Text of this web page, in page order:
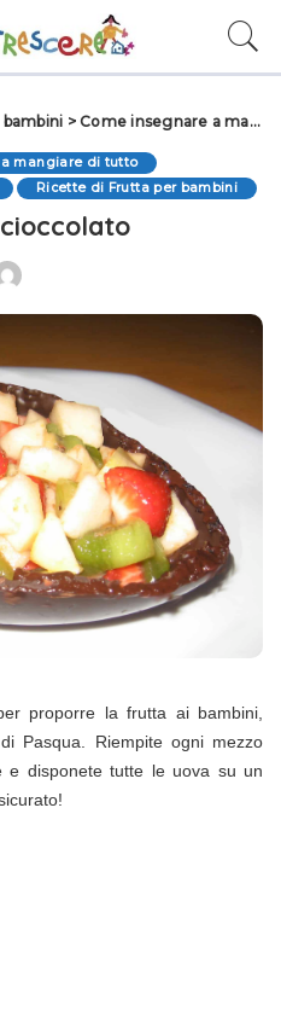
>Come insegnare a mangiare di tutto
mangiare di tutto
Ricette di Frutta per bambini
proporre la frutta ai bambini,
Pasqua. Riempite ogni mezzo
e disponete tutte le uova su un